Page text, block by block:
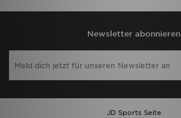
Newsletter abonnieren
JD Sports Seite